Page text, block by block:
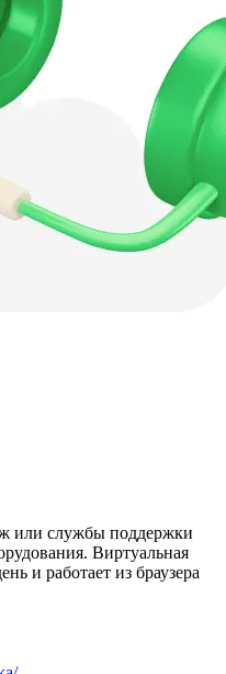
или службы поддержки
Виртуальная
и работает из браузера